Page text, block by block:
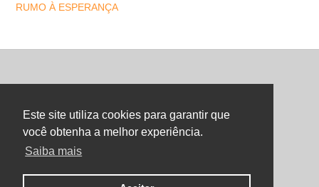
Este site utiliza cookies para garantir que
você obtenha a melhor experiência.
Saiba mais
RUMO À ESPERANÇA
Back
Top